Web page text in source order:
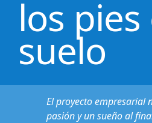
los
suelo
El proyecto empresarial
pasión y un sueño al